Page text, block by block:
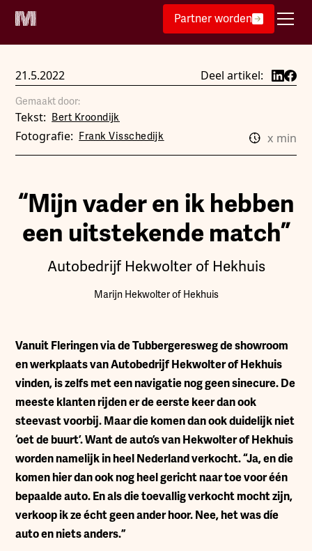
Partner worden
21.5.2022 Deel artikel:
Gemaakt door:
Tekst: Bert Kroondijk
Fotografie: Frank Visschedijk x min
“Mijn vader en ik hebben
een uitstekende match”
Autobedrijf Hekwolter of Hekhuis
Marijn Hekwolter of Hekhuis
Vanuit Fleringen via de Tubbergeresweg de showroom
en werkplaats van Autobedrijf Hekwolter of Hekhuis
vinden, is zelfs met een navigatie nog geen sinecure. De
meeste klanten rijden er de eerste keer dan ook
steevast voorbij. Maar die komen dan ook duidelijk niet
‘oet de buurt’. Want de auto’s van Hekwolter of Hekhuis
worden namelijk in heel Nederland verkocht. “Ja, en die
komen hier dan ook nog heel gericht naar toe voor één
bepaalde auto. En als die toevallig verkocht mocht zijn,
verkoop ik ze écht geen ander hoor. Nee, het was díe
auto en niets anders.”